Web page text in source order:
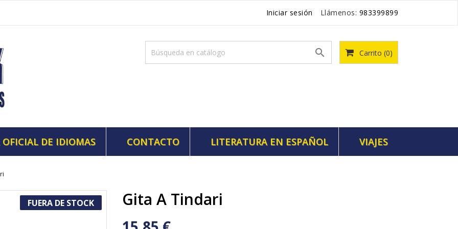
Iniciar sesión Llámenos: 983399899
Carrito (0)

OFICIAL DE IDIOMAS CONTACTO LITERATURA EN ESPAÑOL VIAJES
FUERA DE STOCK Gita A Tindari